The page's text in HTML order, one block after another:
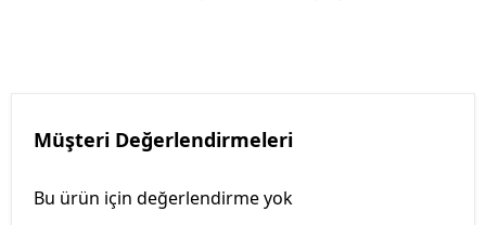
Müşteri Değerlendirmeleri
Bu ürün için değerlendirme yok